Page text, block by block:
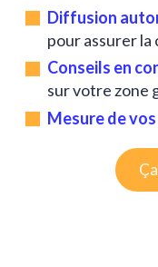
Diffusion
pour assurer la
Conseils en
sur votre zone
Mesure de